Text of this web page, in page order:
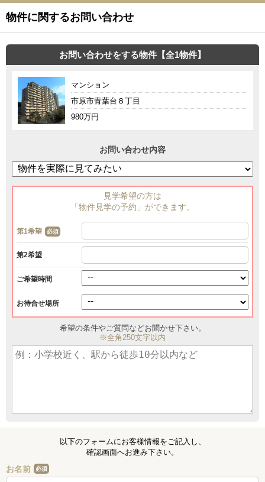
物件に関するお問い合わせ
お問い合わせをする物件【全1物件】
マンション
市原市青葉台８丁目
980万円
お問い合わせ内容
見学希望の方は
「物件見学の予約」ができます。
第1希望 必須
第2希望
ご希望時間
お待合せ場所
希望の条件やご質問などお聞かせ下さい。
※全角250文字以内
以下のフォームにお客様情報をご記入し、
確認画面へお進み下さい。
お名前 必須